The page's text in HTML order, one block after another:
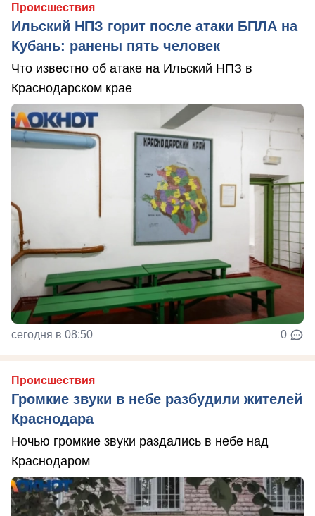
Происшествия
Ильский НПЗ горит после атаки БПЛА на
Кубань: ранены пять человек
Что известно об атаке на Ильский НПЗ в
Краснодарском крае
сегодня в 08:50 0
Происшествия
Громкие звуки в небе разбудили жителей
Краснодара
Ночью громкие звуки раздались в небе над
Краснодаром